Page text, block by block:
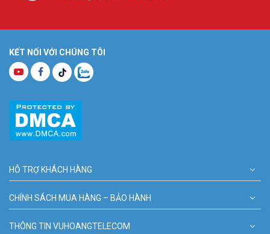
KẾT NỐI VỚI CHÚNG TÔI
HỖ TRỢ KHÁCH HÀNG
CHÍNH SÁCH MUA HÀNG – BẢO HÀNH
THÔNG TIN VUHOANGTELECOM